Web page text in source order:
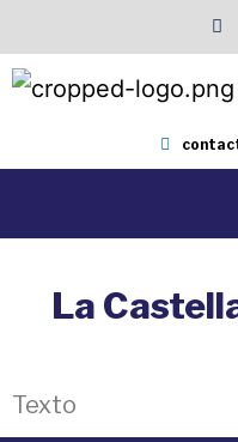
La
Texto